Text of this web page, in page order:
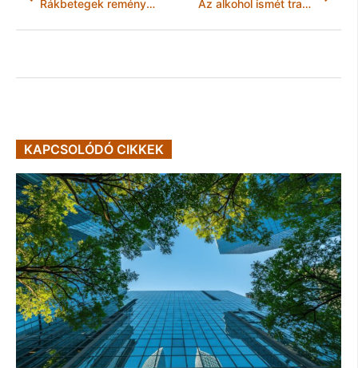
Rákbetegek reménye egy új magyar szer Az alkohol ismét tragédiát okozott
KAPCSOLÓDÓ CIKKEK